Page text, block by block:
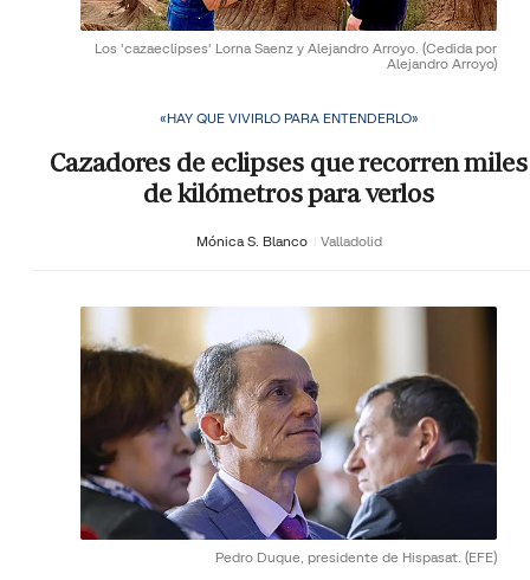
Los 'cazaeclipses' Lorna Saenz y Alejandro Arroyo. (Cedida por
Alejandro Arroyo)
«HAY QUE VIVIRLO PARA ENTENDERLO»
Cazadores de eclipses que recorren miles
de kilómetros para verlos
Mónica S. Blanco Valladolid
Pedro Duque, presidente de Hispasat. (EFE)